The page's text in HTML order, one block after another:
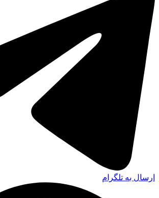
ارسال به تلگرام